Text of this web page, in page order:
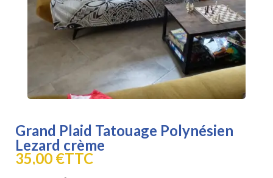
Grand Plaid Tatouage Polynésien
Lezard crème
35,00 €TTC